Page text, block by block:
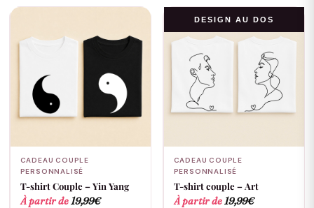
CADEAU COUPLE
PERSONNALISÉ
T-shirt Couple – Yin Yang
À partir de19,99€
DESIGN AU DOS
CADEAU COUPLE
PERSONNALISÉ
T-shirt couple – Art
À partir de19,99€